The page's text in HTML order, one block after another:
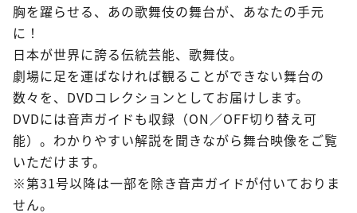
胸を躍らせる、あの歌舞伎の舞台が、あなたの手元
に！
日本が世界に誇る伝統芸能、歌舞伎。
劇場に足を運ばなければ観ることができない舞台の
数々を、DVDコレクションとしてお届けします。
DVDには音声ガイドも収録（ON／OFF切り替え可
能）。わかりやすい解説を聞きながら舞台映像をご覧
いただけます。
※第31号以降は一部を除き音声ガイドが付いておりま
せん。